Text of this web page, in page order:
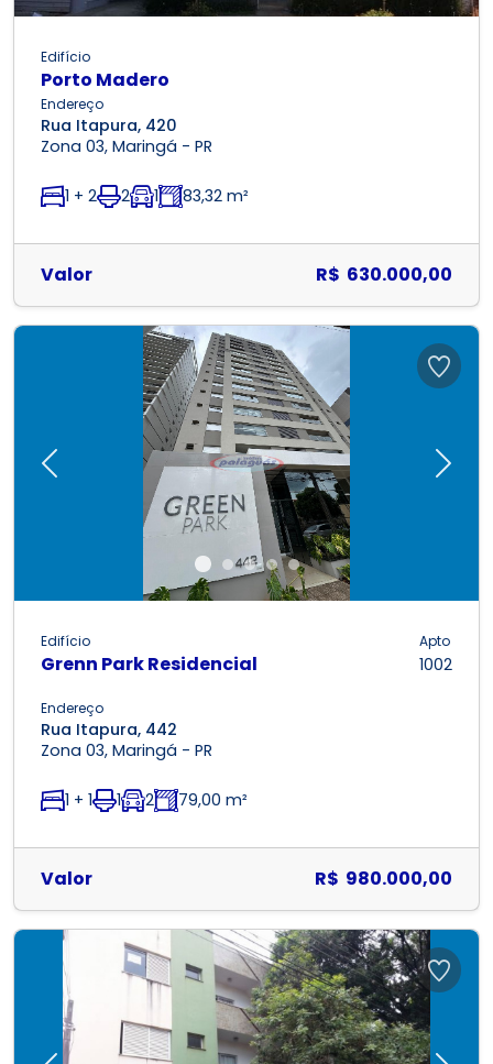
Edifício
Porto Madero
Endereço
Rua Itapura, 420
Zona 03, Maringá - PR
1 + 2 2 1 83,32 m²
Valor R$ 630.000,00
Previous Next
Edifício
Grenn Park Residencial
Apto
1002
Endereço
Rua Itapura, 442
Zona 03, Maringá - PR
1 + 1 1 2 79,00 m²
Valor R$ 980.000,00